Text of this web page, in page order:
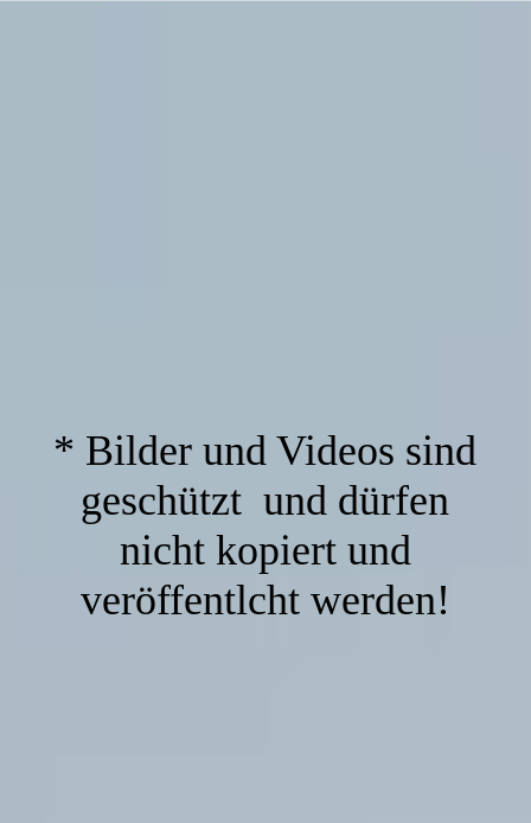
* Bilder und Videos sind
geschützt und dürfen
nicht kopiert und
veröffentlcht werden!